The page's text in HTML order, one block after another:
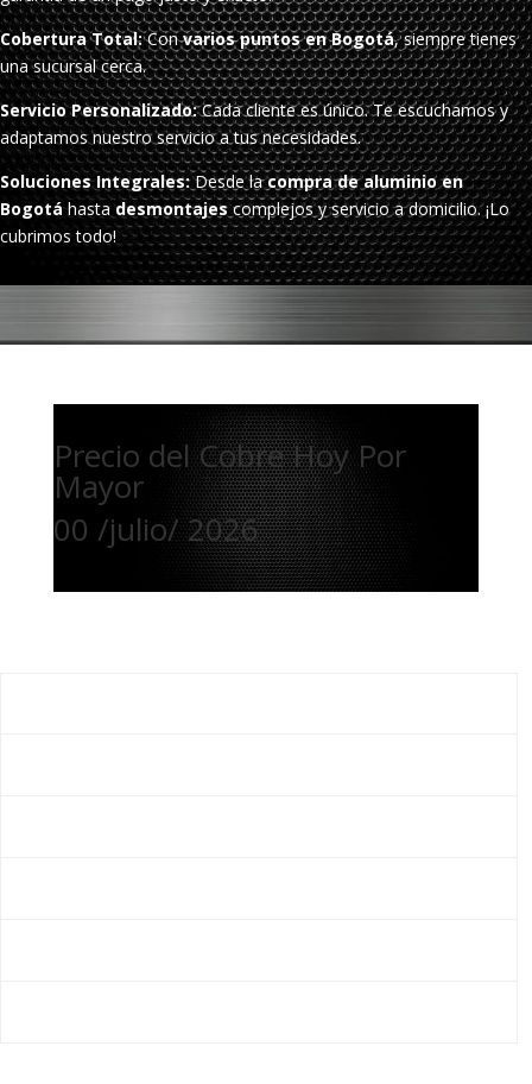
Cobertura Total:Convarios puntos en Bogotá, siempre tienes
una sucursal cerca.
Servicio Personalizado:Cada cliente es único. Te escuchamos y
adaptamos nuestro servicio a tus necesidades.
Soluciones Integrales:Desde lacompra de aluminio en
Bogotáhastadesmontajescomplejos y servicio a domicilio. ¡Lo
cubrimos todo!
Precio del Cobre Hoy Por
Mayor
00 /julio/ 2026